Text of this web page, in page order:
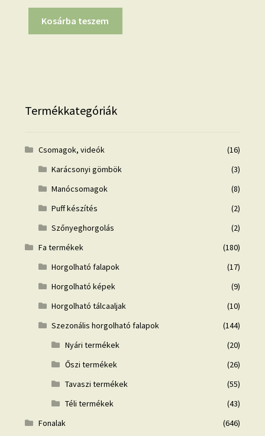
price
was:
4.900 Ft.
price
3.900 Ft.
Kosárba teszem
Termékkategóriák
Csomagok, videók
(16)
Karácsonyi gömbök
(3)
Manócsomagok
(8)
Puff készítés
(2)
Szőnyeghorgolás
(2)
Fa termékek
(180)
Horgolható falapok
(17)
Horgolható képek
(9)
Horgolható tálcaaljak
(10)
Szezonális horgolható falapok
(144)
Nyári termékek
(20)
Őszi termékek
(26)
Tavaszi termékek
(55)
Téli termékek
(43)
Fonalak
(646)